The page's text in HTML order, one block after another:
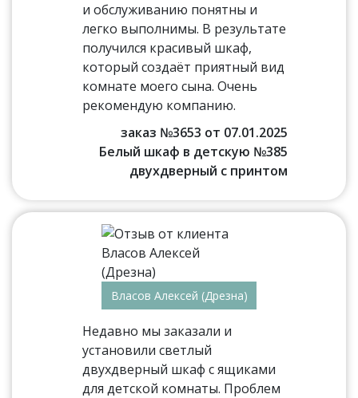
и обслуживанию понятны и
легко выполнимы. В результате
получился красивый шкаф,
который создаёт приятный вид
комнате моего сына. Очень
рекомендую компанию.
заказ №3653 от 07.01.2025
Белый шкаф в детскую №385
двухдверный с принтом
Власов Алексей (Дрезна)
Недавно мы заказали и
установили светлый
двухдверный шкаф с ящиками
для детской комнаты. Проблем